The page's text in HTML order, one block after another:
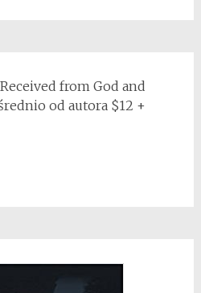
from God and
od autora $12 +